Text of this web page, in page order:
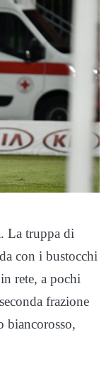
La truppa di
con i bustocchi
rete, a pochi
frazione
biancorosso,